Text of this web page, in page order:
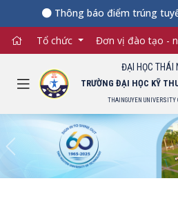
Thông báo điểm trúng
Tổ chức Đơn vị đào tạo -
ĐẠI HỌC THÁI
TRƯỜNG ĐẠI HỌC KỸ
THAINGUYEN UNIVERSITY
Previous